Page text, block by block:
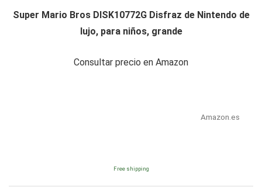
Super Mario Bros DISK10772G Disfraz de Nintendo de
lujo, para niños, grande
Consultar precio en Amazon
Amazon.es
Free shipping